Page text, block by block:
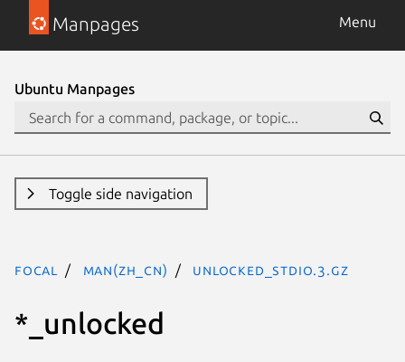
Manpages Menu
Ubuntu Manpages
Toggle side navigation
focal man(zh_CN) unlocked_stdio.3.gz
*_unlocked